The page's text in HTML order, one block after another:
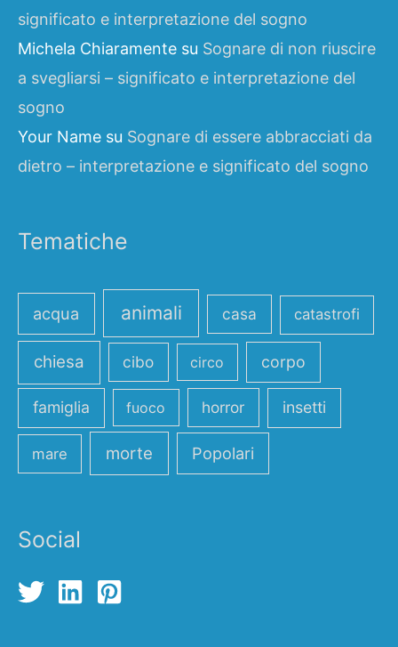
significato e interpretazione del sogno
Michela Chiaramente su Sognare di non riuscire
a svegliarsi – significato e interpretazione del
sogno
Your Name su Sognare di essere abbracciati da
dietro – interpretazione e significato del sogno
Tematiche
acqua animali casa catastrofi
chiesa cibo circo corpo
famiglia fuoco horror insetti
mare morte Popolari
Social